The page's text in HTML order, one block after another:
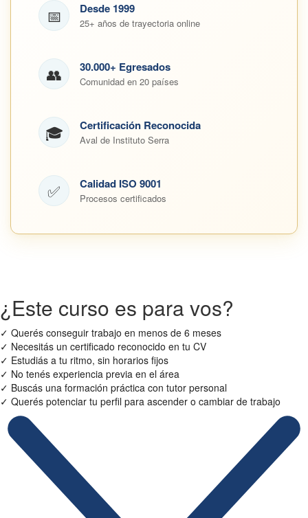
📅 Desde 1999
25+ años de trayectoria online
👥 30.000+ Egresados
Comunidad en 20 países
🎓 Certificación Reconocida
Aval de Instituto Serra
✅ Calidad ISO 9001
Procesos certificados
¿Este curso es para vos?
✓ Querés conseguir trabajo en menos de 6 meses
✓ Necesitás un certificado reconocido en tu CV
✓ Estudiás a tu ritmo, sin horarios fijos
✓ No tenés experiencia previa en el área
✓ Buscás una formación práctica con tutor personal
✓ Querés potenciar tu perfil para ascender o cambiar de trabajo